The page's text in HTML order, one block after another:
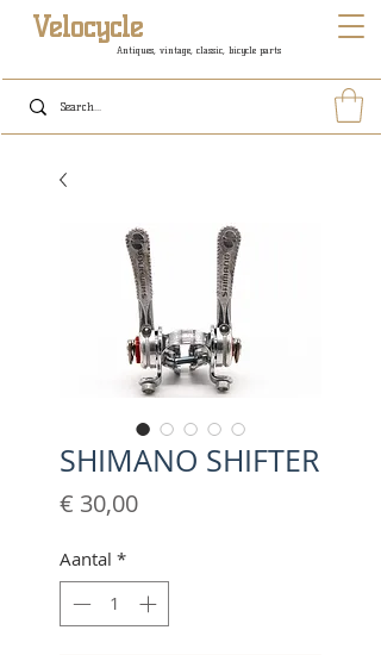
Antiques, vintage, classic, bicycle parts
Velocycle
SHIMANO SHIFTER
€ 30,00Prijs
Aantal *